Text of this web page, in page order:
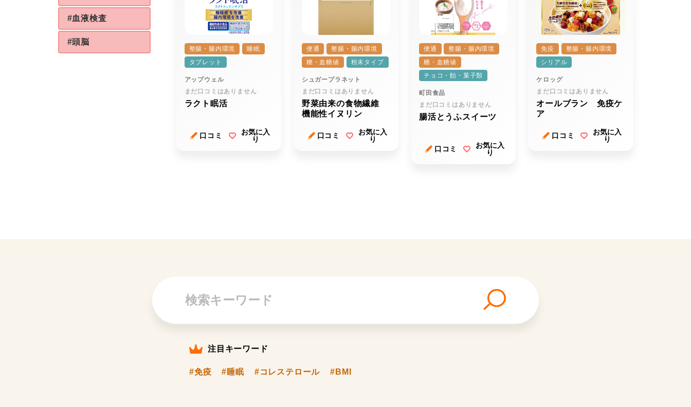
#血液検査
#頭脳
整腸・腸内環境
睡眠
タブレット
アップウェル
まだ口コミはありません
ラクト眠活
口コミ
お気に入
り
便通
整腸・腸内環境
糖・血糖値
粉末タイプ
シュガープラネット
まだ口コミはありません
野菜由来の食物繊維
機能性イヌリン
口コミ
お気に入
り
便通
整腸・腸内環境
糖・血糖値
チョコ・飴・菓子類
町田食品
まだ口コミはありません
腸活とうふスイーツ
口コミ
お気に入
り
免疫
整腸・腸内環境
シリアル
ケロッグ
まだ口コミはありません
オールブラン 免疫ケ
ア
口コミ
お気に入
り
注目キーワード
#免疫 #睡眠 #コレステロール #BMI